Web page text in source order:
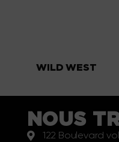
WILD WEST
NOUS
122 Boulevard